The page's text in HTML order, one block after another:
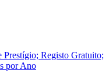
Prestígio; Registo Gratuito;
por Ano